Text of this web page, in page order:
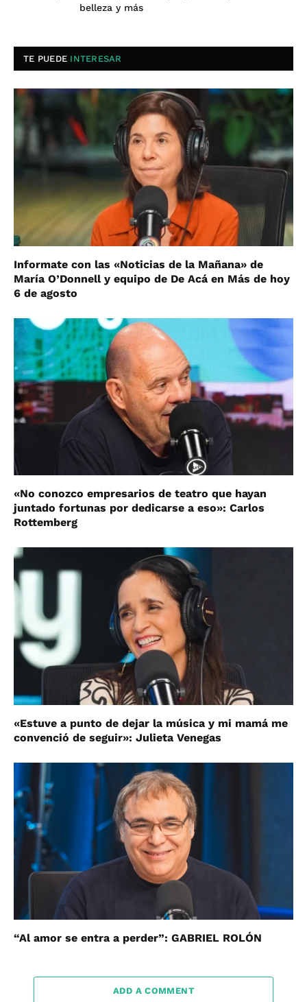
belleza y más
TE PUEDE INTERESAR
Informate con las «Noticias de la Mañana» de
María O’Donnell y equipo de De Acá en Más de hoy
6 de agosto
«No conozco empresarios de teatro que hayan
juntado fortunas por dedicarse a eso»: Carlos
Rottemberg
«Estuve a punto de dejar la música y mi mamá me
convenció de seguir»: Julieta Venegas
“Al amor se entra a perder”: GABRIEL ROLÓN
ADD A COMMENT